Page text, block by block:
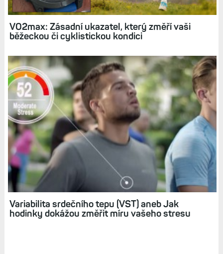
VO2max: Zásadní ukazatel, který změří vaši
běžeckou či cyklistickou kondici
Variabilita srdečního tepu (VST) aneb Jak
hodinky dokážou změřit míru vašeho stresu